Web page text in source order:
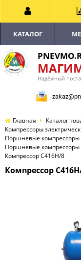
Надёжный
КАТАЛОГ
Главная Каталог
Компрессоры
Поршневые компрессоры
Поршневые компрессоры
Компрессор С416Н/8
Компрессор